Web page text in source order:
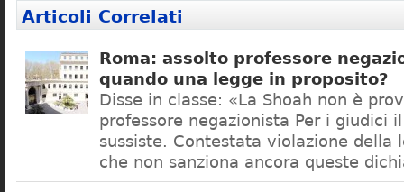
Articoli Correlati
Roma: assolto professore
quando una legge in proposito?
Disse in classe: «La Shoah non è
professore negazionista Per i giudici
sussiste. Contestata violazione della
che non sanziona ancora queste